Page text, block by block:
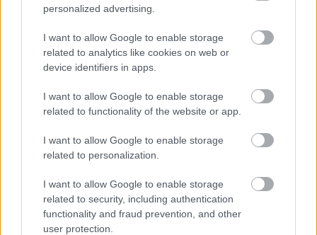
personalized advertising.
I want to allow Google to enable storage
related to analytics like cookies on web or
device identifiers in apps.
I want to allow Google to enable storage
related to functionality of the website or app.
I want to allow Google to enable storage
related to personalization.
I want to allow Google to enable storage
related to security, including authentication
functionality and fraud prevention, and other
user protection.